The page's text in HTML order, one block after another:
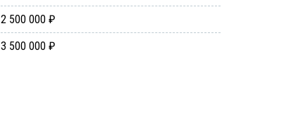
2 500 000 ₽
3 500 000 ₽